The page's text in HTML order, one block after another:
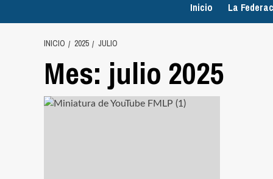
Inicio La
INICIO 2025 JULIO
Mes: julio 2025